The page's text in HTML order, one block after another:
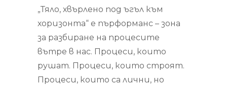
„Тяло, хвърлено под ъгъл към
хоризонта“ е пърформанс – зона
за разбиране на процесите
вътре в нас. Процеси, които
рушат. Процеси, които строят.
Процеси, които са лични, но